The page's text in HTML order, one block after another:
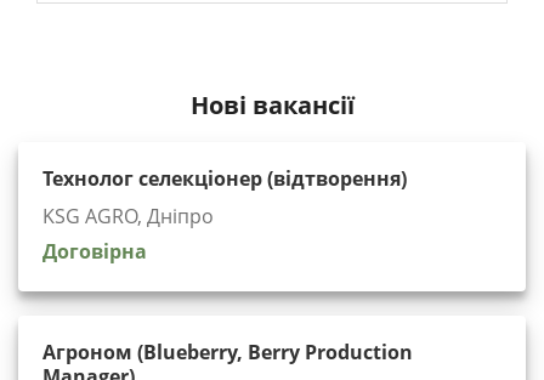
Нові вакансії
Технолог селекціонер (відтворення)
KSG AGRO, Дніпро
Договірна
Агроном (Blueberry, Berry Production